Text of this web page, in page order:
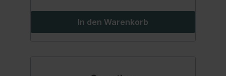
In den Warenkorb